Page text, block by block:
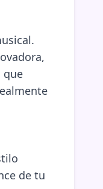
que
de tu